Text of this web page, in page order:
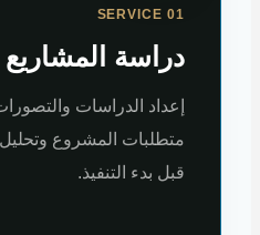
SERVICE 01
دراسة المشاريع
إعداد الدراسات والتصورات
متطلبات المشروع وتحليل
قبل بدء التنفيذ.